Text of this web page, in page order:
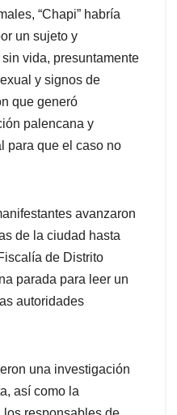
“Chapi” habría
un sujeto y
vida, presuntamente
y signos de
que generó
palencana y
para que el caso no
avanzaron
de la ciudad hasta
de Distrito
parada para leer un
autoridades
una investigación
así como la